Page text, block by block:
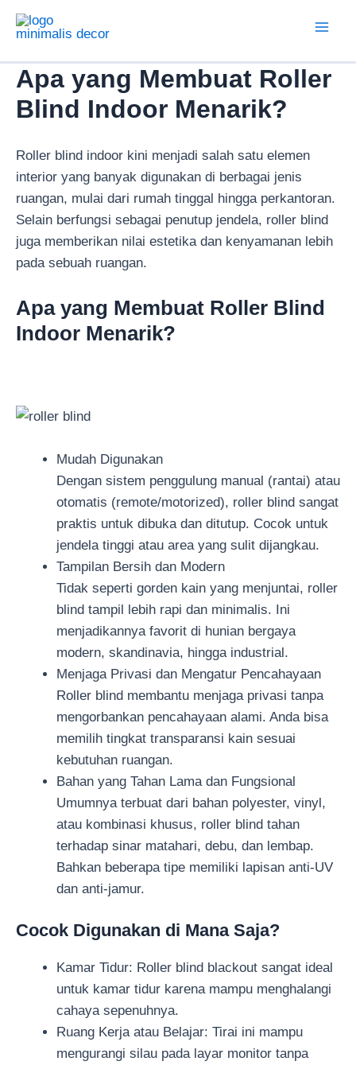
Lewati
Apa yang Membuat Roller
Blind Indoor Menarik?
Roller blind indoor kini menjadi salah satu elemen
interior yang banyak digunakan di berbagai jenis
ruangan, mulai dari rumah tinggal hingga perkantoran.
Selain berfungsi sebagai penutup jendela, roller blind
juga memberikan nilai estetika dan kenyamanan lebih
pada sebuah ruangan.
Apa yang Membuat Roller Blind
Indoor Menarik?
Mudah Digunakan
Dengan sistem penggulung manual (rantai) atau
otomatis (remote/motorized), roller blind sangat
praktis untuk dibuka dan ditutup. Cocok untuk
jendela tinggi atau area yang sulit dijangkau.
Tampilan Bersih dan Modern
Tidak seperti gorden kain yang menjuntai, roller
blind tampil lebih rapi dan minimalis. Ini
menjadikannya favorit di hunian bergaya
modern, skandinavia, hingga industrial.
Menjaga Privasi dan Mengatur Pencahayaan
Roller blind membantu menjaga privasi tanpa
mengorbankan pencahayaan alami. Anda bisa
memilih tingkat transparansi kain sesuai
kebutuhan ruangan.
Bahan yang Tahan Lama dan Fungsional
Umumnya terbuat dari bahan polyester, vinyl,
atau kombinasi khusus, roller blind tahan
terhadap sinar matahari, debu, dan lembap.
Bahkan beberapa tipe memiliki lapisan anti-UV
dan anti-jamur.
Cocok Digunakan di Mana Saja?
Kamar Tidur: Roller blind blackout sangat ideal
untuk kamar tidur karena mampu menghalangi
cahaya sepenuhnya.
Ruang Kerja atau Belajar: Tirai ini mampu
mengurangi silau pada layar monitor tanpa